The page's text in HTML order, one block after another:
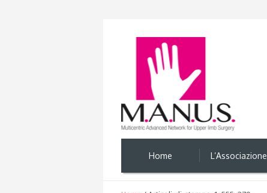
Home L’Associazione